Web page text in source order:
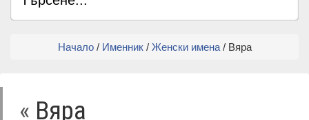
Начало/ Именник/ Женски имена/ Вяра
« Вяра